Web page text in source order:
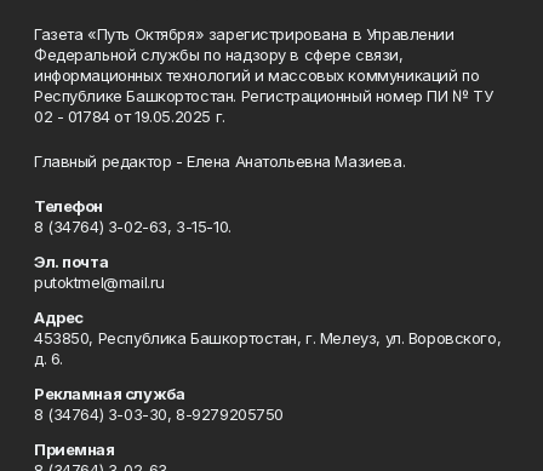
Газета «Путь Октября» зарегистрирована в Управлении
Федеральной службы по надзору в сфере связи,
информационных технологий и массовых коммуникаций по
Республике Башкортостан. Регистрационный номер ПИ № ТУ
02 - 01784 от 19.05.2025 г.
Главный редактор - Елена Анатольевна Мазиева.
Телефон
8 (34764) 3-02-63, 3-15-10.
Эл. почта
putoktmel@mail.ru
Адрес
453850, Республика Башкортостан, г. Мелеуз, ул. Воровского,
д. 6.
Рекламная служба
8 (34764) 3-03-30, 8-9279205750
Приемная